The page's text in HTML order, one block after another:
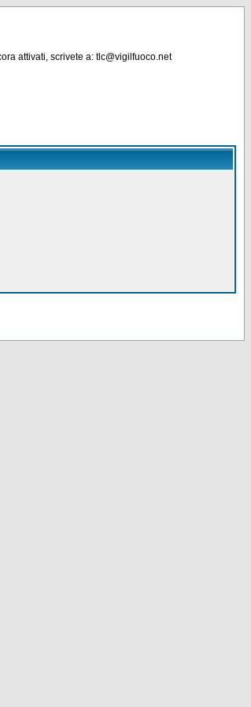
attivati, scrivete a: tlc@vigilfuoco.net